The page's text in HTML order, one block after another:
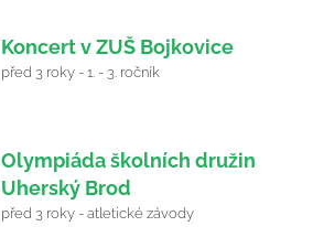
Koncert v ZUŠ Bojkovice
před 3 roky - 1. - 3. ročník
Olympiáda školních družin
Uherský Brod
před 3 roky - atletické závody